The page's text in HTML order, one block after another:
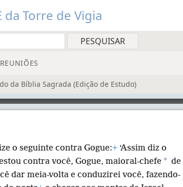
da Torre de Vigia
REUNIÕES
da Bíblia Sagrada (Edição de Estudo)
o seguinte contra Gogue:+ ‘Assim diz o
contra você, Gogue, maioral-chefe * de
dar meia-volta e conduzirei você, fazendo-